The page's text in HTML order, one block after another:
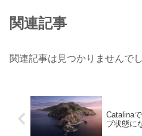
関連記事
関連記事は見つかりませんでし
Catalina
ブ状態に